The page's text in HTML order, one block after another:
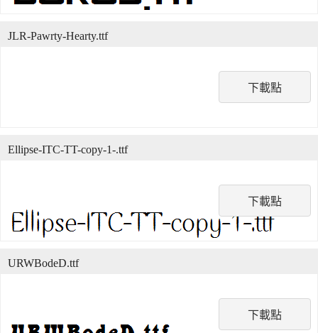
下載點
JLR-Pawrty-Hearty.ttf
下載點
Ellipse-ITC-TT-copy-1-.ttf
下載點
URWBodeD.ttf